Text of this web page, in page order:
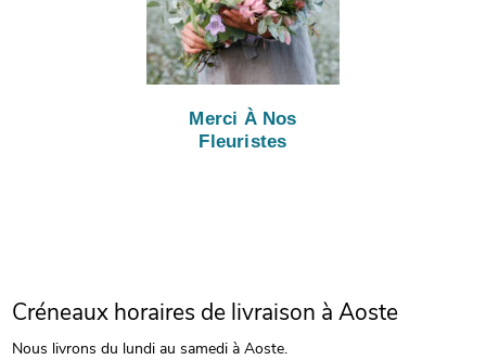
Merci À Nos
Fleuristes
Créneaux horaires de livraison à Aoste
Nous livrons du lundi au samedi à Aoste.